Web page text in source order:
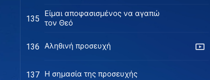
135
Είμαι αποφασισμένος να αγαπώ
τον Θεό
136 Αληθινή προσευχή
137 Η σημασία της προσευχής